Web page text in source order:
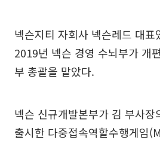
넥슨지티 자회사 넥슨레드 대표
2019년 넥슨 경영 수뇌부가 개
부 총괄을 맡았다.
넥슨 신규개발본부가 김 부사장
출시한 다중접속역할수행게임